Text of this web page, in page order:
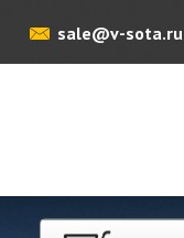
sale@v-sota.ru